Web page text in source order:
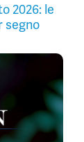
2026: le
segno